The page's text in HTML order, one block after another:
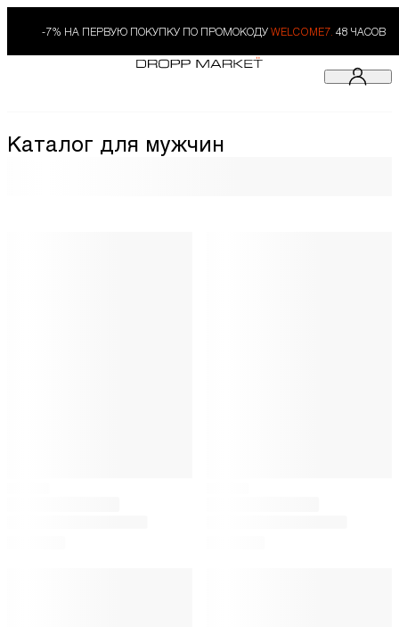
-7% НА ПЕРВУЮ ПОКУПКУ ПО ПРОМОКОДУ WELCOME7. 48 ЧАСОВ
Каталог для мужчин